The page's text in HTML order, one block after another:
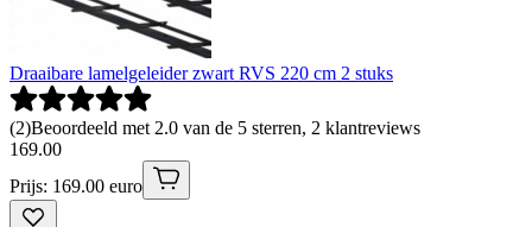
Draaibare lamelgeleider zwart RVS 220 cm 2 stuks
(2)Beoordeeld met 2.0 van de 5 sterren, 2 klantreviews
169.00
Prijs: 169.00 euro